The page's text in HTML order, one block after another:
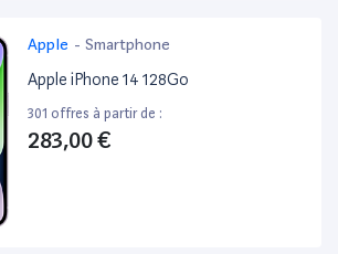
Apple - Smartphone
Apple iPhone 14 128Go
301 offres à partir de :
283,00 €